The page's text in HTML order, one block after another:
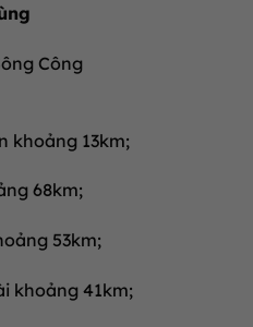
Công
khoảng 13km;
68km;
53km;
khoảng 41km;